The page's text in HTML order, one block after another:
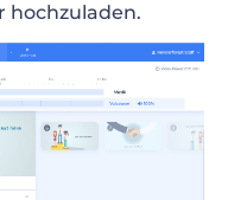
hochzuladen.